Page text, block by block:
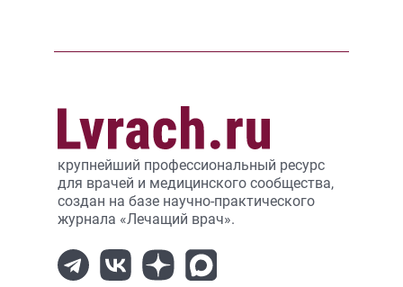
крупнейший профессиональный ресурс
для врачей и медицинского сообщества,
создан на базе научно-практического
журнала «Лечащий врач».